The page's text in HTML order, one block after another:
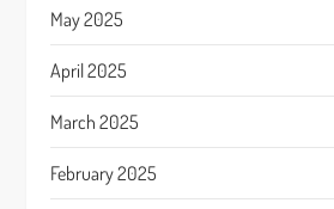
May 2025
April 2025
March 2025
February 2025